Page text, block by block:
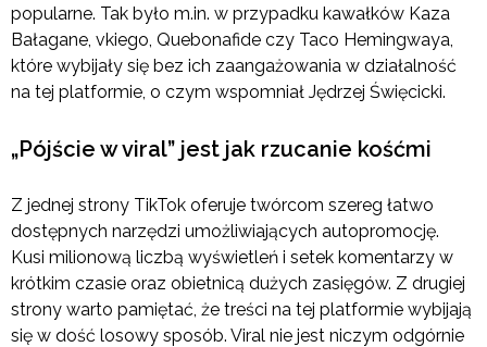
popularne. Tak było m.in. w przypadku kawałków Kaza
Bałagane, vkiego, Quebonafide czy Taco Hemingwaya,
które wybijały się bez ich zaangażowania w działalność
na tej platformie, o czym wspomniał Jędrzej Święcicki.
„Pójście w viral” jest jak rzucanie kośćmi
Z jednej strony TikTok oferuje twórcom szereg łatwo
dostępnych narzędzi umożliwiających autopromocję.
Kusi milionową liczbą wyświetleń i setek komentarzy w
krótkim czasie oraz obietnicą dużych zasięgów. Z drugiej
strony warto pamiętać, że treści na tej platformie wybijają
się w dość losowy sposób. Viral nie jest niczym odgórnie